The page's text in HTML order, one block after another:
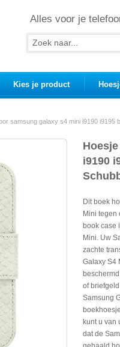
Alles voor je
Kies je product
samsung galaxy s4 mini i9190
i9190
Dit boek
Mini tegen
book case
Mini. Uw
zachte
Galaxy S4
of
Samsung
kunt u van
dat de